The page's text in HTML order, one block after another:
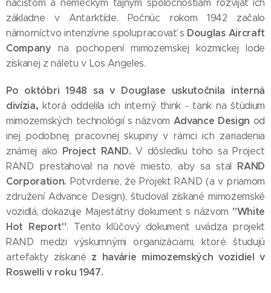
nacistom a nemeckým tajným spoločnostiam rozvíjať ich
základne v Antarktíde. Počnúc rokom 1942 začalo
námorníctvo intenzívne spolupracovať s Douglas Aircraft
Company na pochopení mimozemskej kozmickej lode
získanej z náletu v Los Angeles.
Po októbri 1948 sa v Douglase uskutočnila interná
divízia, ktorá oddelila ich interný think - tank na štúdium
mimozemských technológií s názvom Advance Design od
inej podobnej pracovnej skupiny v rámci ich zariadenia
známej ako Project RAND. V dôsledku toho sa Project
RAND presťahoval na nové miesto, aby sa stal RAND
Corporation. Potvrdenie, že Projekt RAND (a v priamom
združení Advance Design), študoval získané mimozemské
vozidlá, dokazuje Majestátny dokument s názvom "White
Hot Report". Tento kľúčový dokument uvádza projekt
RAND medzi výskumnými organizáciami, ktoré študujú
artefakty získané z havárie mimozemských vozidiel v
Roswelli v roku 1947.